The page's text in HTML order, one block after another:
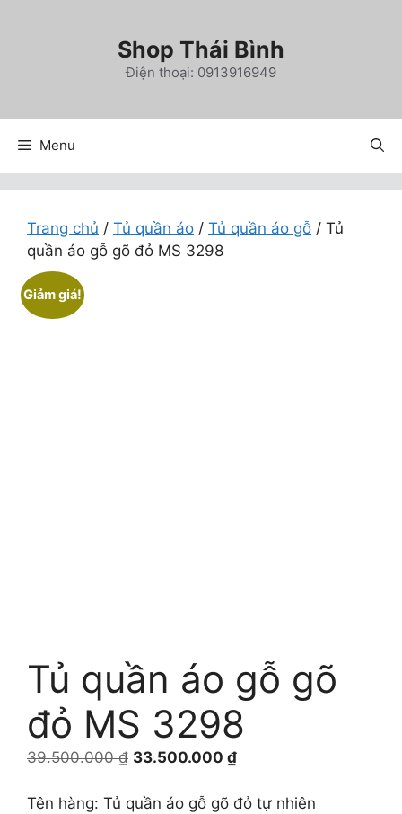
Shop Thái Bình
Điện thoại: 0913916949
Menu
Trang chủ / Tủ quần áo / Tủ quần áo gỗ / Tủ
quần áo gỗ gõ đỏ MS 3298
Giảm giá!
Tủ quần áo gỗ gõ
đỏ MS 3298
39.500.000₫ Giá
là:
33.500.000 ₫Giá
tại
Tên hàng: Tủ quần áo gỗ gõ đỏ tự nhiên